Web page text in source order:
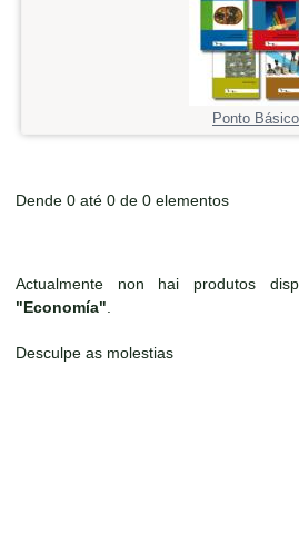
Ponto Básico
Dende 0 até 0 de 0 elementos
Actualmente non hai produtos
"Economía"
Desculpe as molestias